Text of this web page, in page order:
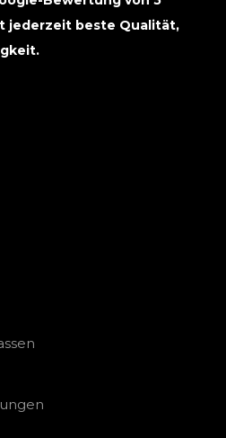
jederzeit beste Qualität,